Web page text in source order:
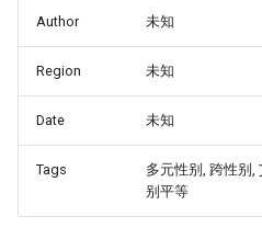
Author 未知
Region 未知
Date 未知
Tags
多元性别, 跨性别,
别平等